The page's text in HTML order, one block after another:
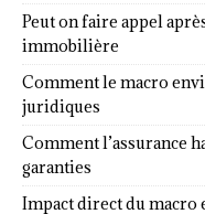
Peut on faire appel
immobilière
Comment le macro
juridiques
Comment l’assurance
garanties
Impact direct du